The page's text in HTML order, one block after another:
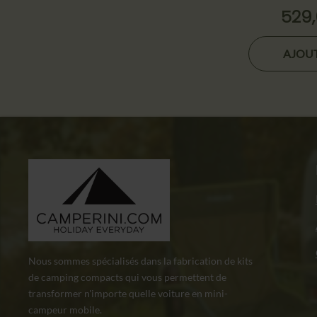
Nous sommes spécialisés dans la fabrication de kits
de camping compacts qui vous permettent de
transformer n'importe quelle voiture en mini-
campeur mobile.